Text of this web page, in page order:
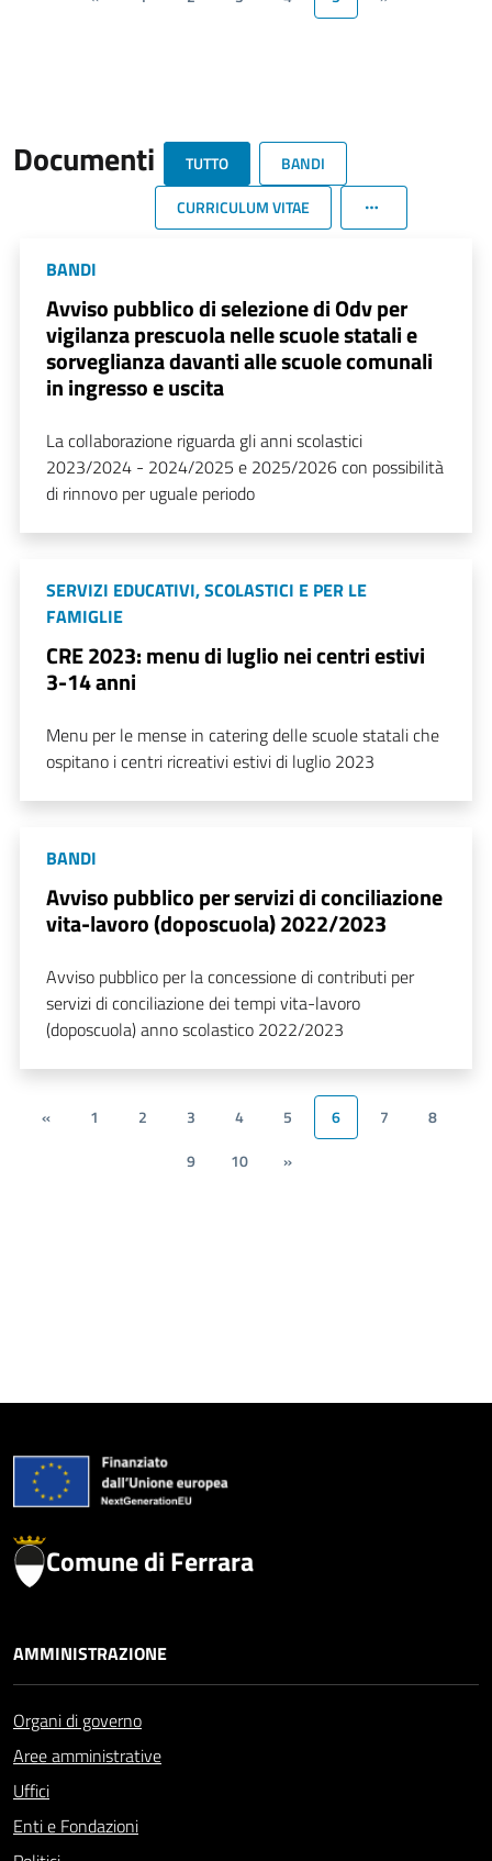
Documenti TUTTO
BANDI
CURRICULUM VITAE
BANDI
Avviso pubblico di selezione di Odv per
vigilanza prescuola nelle scuole statali e
sorveglianza davanti alle scuole comunali
in ingresso e uscita
La collaborazione riguarda gli anni scolastici
2023/2024 - 2024/2025 e 2025/2026 con possibilità
di rinnovo per uguale periodo
SERVIZI EDUCATIVI, SCOLASTICI E PER LE
FAMIGLIE
CRE 2023: menu di luglio nei centri estivi
3-14 anni
Menu per le mense in catering delle scuole statali che
ospitano i centri ricreativi estivi di luglio 2023
BANDI
Avviso pubblico per servizi di conciliazione
vita-lavoro (doposcuola) 2022/2023
Avviso pubblico per la concessione di contributi per
servizi di conciliazione dei tempi vita-lavoro
(doposcuola) anno scolastico 2022/2023
« 1 2 3 4 5 6 7
8
9
10 »
Comune di Ferrara
AMMINISTRAZIONE
Organi di governo
Aree amministrative
Uffici
Enti e Fondazioni